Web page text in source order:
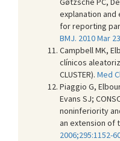
explanation
for reporting
BMJ. 2010 Mar
Campbell MK,
clínicos
CLUSTER). Med
Piaggio G,
Evans SJ;
noninferiority
an extension of
2006;295:1152-